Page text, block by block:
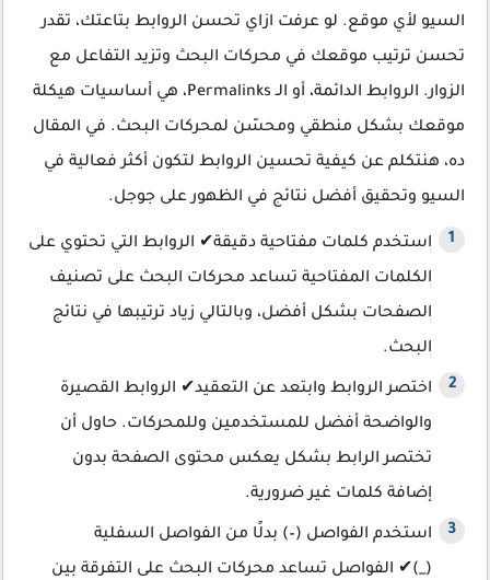
السيو لأي موقع. لو عرفت ازاي تحسن الروابط بتاعتك، تقدر
تحسن ترتيب موقعك في محركات البحث وتزيد التفاعل مع
الزوار. الروابط الدائمة، أو الـ Permalinks، هي أساسيات هيكلة
موقعك بشكل منطقي ومحسّن لمحركات البحث. في المقال
ده، هنتكلم عن كيفية تحسين الروابط لتكون أكثر فعالية في
السيو وتحقيق أفضل نتائج في الظهور على جوجل.
استخدم كلمات مفتاحية دقيقة✔ الروابط التي تحتوي على
الكلمات المفتاحية تساعد محركات البحث على تصنيف
الصفحات بشكل أفضل، وبالتالي زياد ترتيبها في نتائج
البحث.
اختصر الروابط وابتعد عن التعقيد✔ الروابط القصيرة
والواضحة أفضل للمستخدمين وللمحركات. حاول أن
تختصر الرابط بشكل يعكس محتوى الصفحة بدون
إضافة كلمات غير ضرورية.
استخدم الفواصل (–) بدلًا من الفواصل السفلية
(_)✔ الفواصل تساعد محركات البحث على التفرقة بين